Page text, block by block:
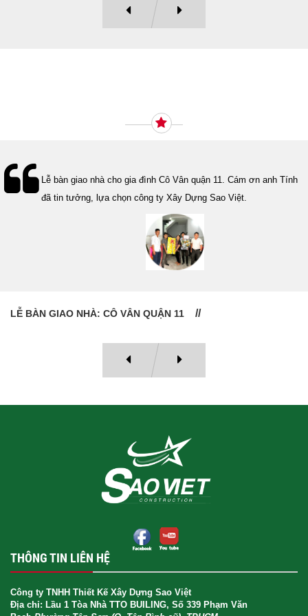
Lễ bàn giao nhà cho gia đình Cô Vân quận 11. Cám ơn anh Tính
đã tin tưởng, lựa chọn công ty Xây Dựng Sao Việt.
LỄ BÀN GIAO NHÀ: CÔ VÂN QUẬN 11
THÔNG TIN LIÊN HỆ
Công ty TNHH Thiết Kế Xây Dựng Sao Việt
Địa chỉ: Lầu 1 Tòa Nhà TTO BUILING, Số 339 Phạm Văn